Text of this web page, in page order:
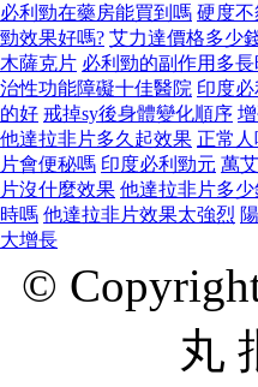
必利勁在藥房能買到嗎 硬度
勁效果好嗎? 艾力達價格多少
木薩克片 必利勁的副作用多
治性功能障礙十佳醫院 印度
的好 戒掉sy後身體變化順序
他達拉非片多久起效果 正常
片會便秘嗎 印度必利勁元 萬
片沒什麼效果 他達拉非片多少
時嗎 他達拉非片效果太強烈
大增長
©
丸